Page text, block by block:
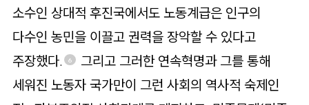
소수인 상대적 후진국에서도 노동계급은 인구의
다수인 농민을 이끌고 권력을 장악할 수 있다고
주장했다.
6
그리고 그러한 연속혁명과 그를 통해
세워진 노동자 국가만이 그런 사회의 역사적 숙제인